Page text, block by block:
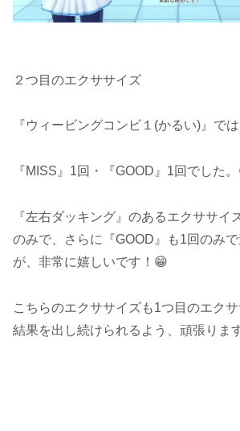
２つ目のエクササイズ
『ウィービングコンビ１(かるい)』では
『MISS』1回・『GOOD』1回でした
『左右ダッキング』のあるエクササイ
のみで、さらに『GOOD』も1回のみ
が、非常に嬉しいです！😁
こちらのエクササイズも1つ目のエク
結果を出し続けられるよう、頑張りま